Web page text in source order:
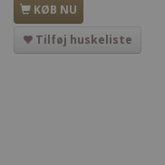
KØB NU
Tilføj huskeliste